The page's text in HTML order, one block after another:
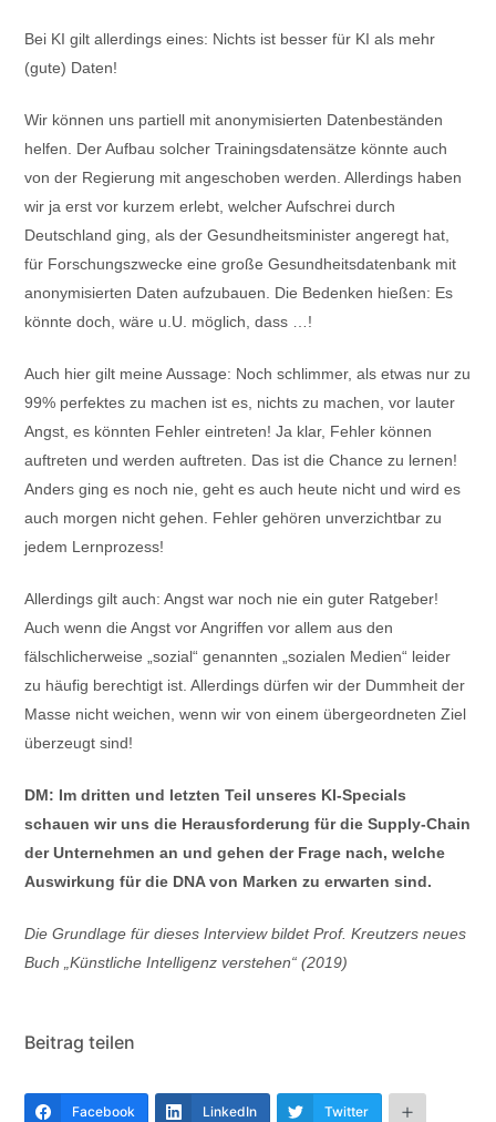
Bei KI gilt allerdings eines: Nichts ist besser für KI als mehr
(gute) Daten!
Wir können uns partiell mit anonymisierten Datenbeständen
helfen. Der Aufbau solcher Trainingsdatensätze könnte auch
von der Regierung mit angeschoben werden. Allerdings haben
wir ja erst vor kurzem erlebt, welcher Aufschrei durch
Deutschland ging, als der Gesundheitsminister angeregt hat,
für Forschungszwecke eine große Gesundheitsdatenbank mit
anonymisierten Daten aufzubauen. Die Bedenken hießen: Es
könnte doch, wäre u.U. möglich, dass …!
Auch hier gilt meine Aussage: Noch schlimmer, als etwas nur zu
99% perfektes zu machen ist es, nichts zu machen, vor lauter
Angst, es könnten Fehler eintreten! Ja klar, Fehler können
auftreten und werden auftreten. Das ist die Chance zu lernen!
Anders ging es noch nie, geht es auch heute nicht und wird es
auch morgen nicht gehen. Fehler gehören unverzichtbar zu
jedem Lernprozess!
Allerdings gilt auch: Angst war noch nie ein guter Ratgeber!
Auch wenn die Angst vor Angriffen vor allem aus den
fälschlicherweise „sozial“ genannten „sozialen Medien“ leider
zu häufig berechtigt ist. Allerdings dürfen wir der Dummheit der
Masse nicht weichen, wenn wir von einem übergeordneten Ziel
überzeugt sind!
DM: Im dritten und letzten Teil unseres KI-Specials
schauen wir uns die Herausforderung für die Supply-Chain
der Unternehmen an und gehen der Frage nach, welche
Auswirkung für die DNA von Marken zu erwarten sind.
Die Grundlage für dieses Interview bildet Prof. Kreutzers neues
Buch „Künstliche Intelligenz verstehen“ (2019)
Beitrag teilen
Facebook LinkedIn Twitter